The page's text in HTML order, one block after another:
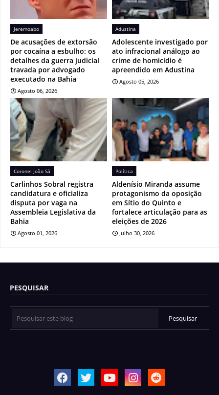
Jeremoabo
De acusações de extorsão
por cocaína a esbulho: os
detalhes da guerra judicial
travada por advogado
executado na Bahia
Agosto 06, 2026
Adustina
Adolescente investigado por
ato infracional análogo ao
crime de homicídio é
apreendido em Adustina
Agosto 05, 2026
Coronel João Sá
Carlinhos Sobral registra
candidatura e oficializa
disputa por vaga na
Assembleia Legislativa da
Bahia
Agosto 01, 2026
Política
Aldenísio Miranda assume
protagonismo da oposição
em Sítio do Quinto e
fortalece articulação para as
eleições de 2026
Julho 30, 2026
PESQUISAR